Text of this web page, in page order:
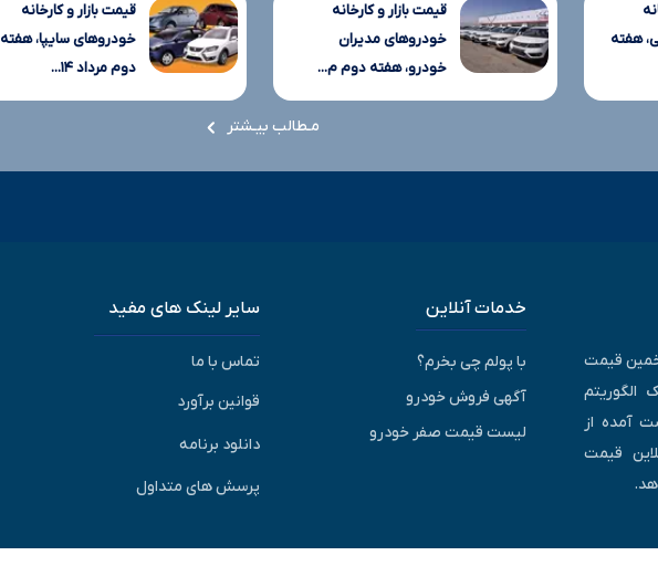
هفته
قیمت بازار و کارخانه
خودروهای مدیران
خودرو، هفته دوم م...
قیمت بازار و کارخانه
خودروهای سایپا، هفته
دوم مرداد ۱۴...
مـطالب بیـشتر
قیمت
الگوریتم
آمده از
قیمت
خدمات آنلاین
با پولم چی بخرم؟
آگهی فروش خودرو
لیست قیمت صفر خودرو
سایر لینک های مفید
تماس با ما
قوانین برآورد
دانلود برنامه
پرسش های متداول